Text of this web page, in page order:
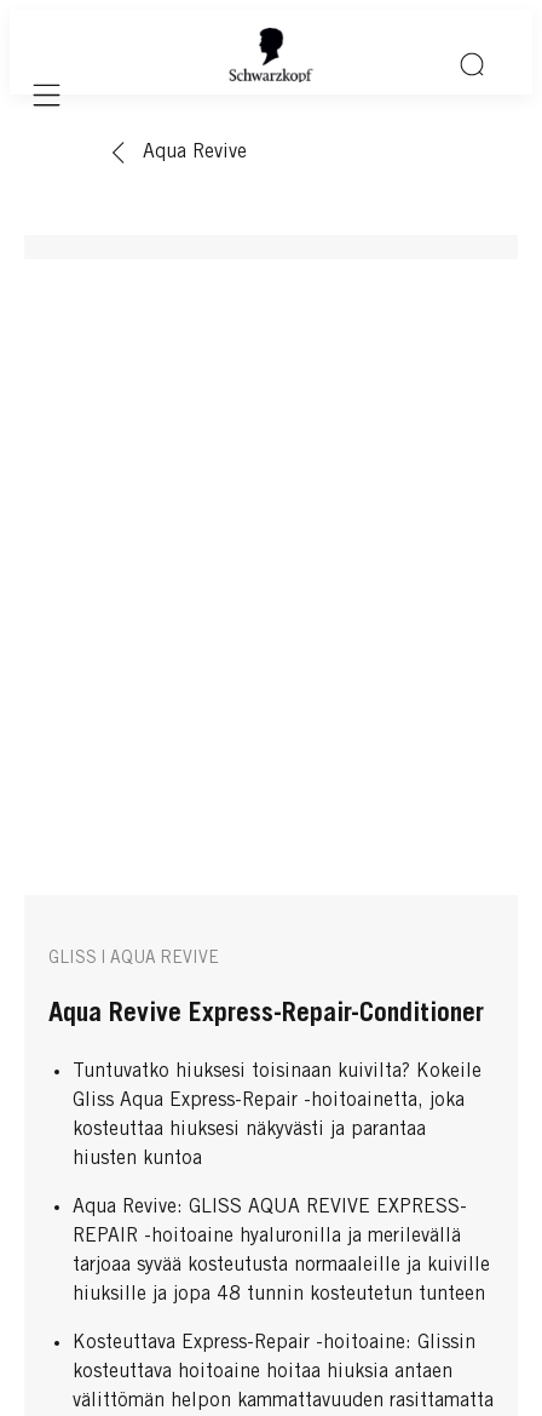
Mobile navigation
Aqua Revive
GLISS | AQUA REVIVE
Aqua Revive Express-Repair-Conditioner
Tuntuvatko hiuksesi toisinaan kuivilta? Kokeile
Gliss Aqua Express-Repair -hoitoainetta, joka
kosteuttaa hiuksesi näkyvästi ja parantaa
hiusten kuntoa
Aqua Revive: GLISS AQUA REVIVE EXPRESS-
REPAIR -hoitoaine hyaluronilla ja merilevällä
tarjoaa syvää kosteutusta normaaleille ja kuiville
hiuksille ja jopa 48 tunnin kosteutetun tunteen
Kosteuttava Express-Repair -hoitoaine: Glissin
kosteuttava hoitoaine hoitaa hiuksia antaen
välittömän helpon kammattavuuden rasittamatta